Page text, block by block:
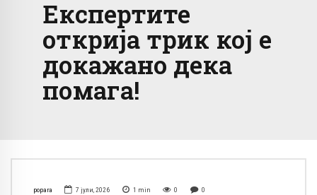
Експертите
открија трик кој е
докажано дека
помага!
popara 7 јули, 2026 1 min 0 0